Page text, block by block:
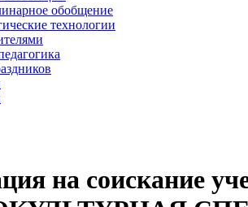
обобщение
технологии
на соискание